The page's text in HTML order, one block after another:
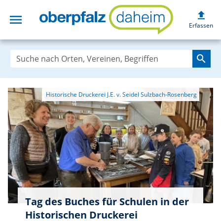
menu upload
Erfassen
search
Historische Druckerei J.E. v. Seidel Sulzbach-Rosenberg
Tag des Buches für Schulen in der
Historischen Druckerei